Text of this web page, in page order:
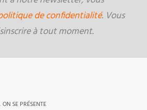
de confidentialité. Vous
à tout moment.
SE PRÉSENTE